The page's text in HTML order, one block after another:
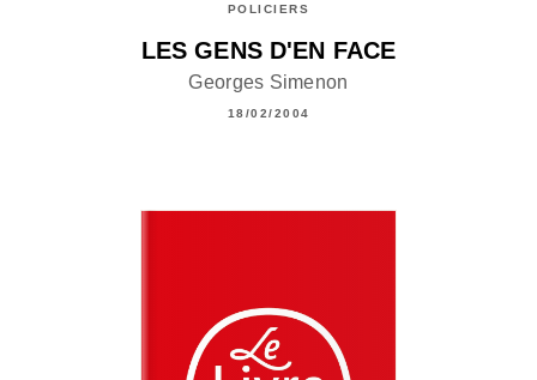
POLICIERS
LES GENS D'EN FACE
Georges Simenon
18/02/2004